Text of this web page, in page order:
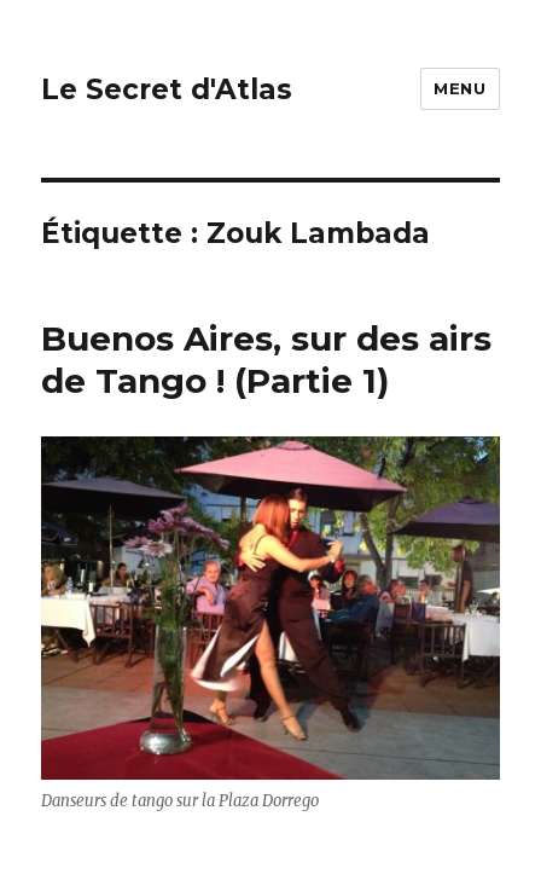
Le Secret d'Atlas MENU
Étiquette : Zouk Lambada
Buenos Aires, sur des airs
de Tango ! (Partie 1)
Danseurs de tango sur la Plaza Dorrego